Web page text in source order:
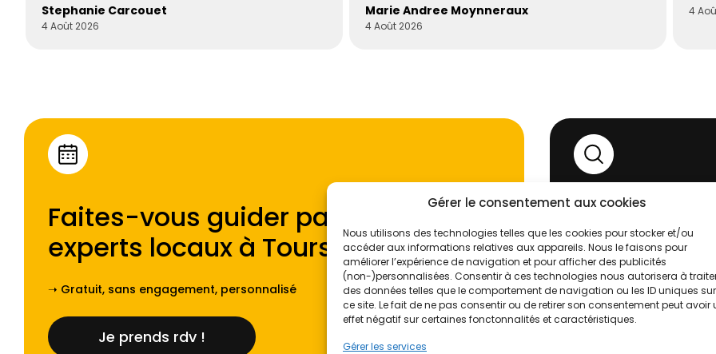
Gérer le consentement aux cookies
Nous utilisons des technologies telles que les cookies pour stocker et/ou
accéder aux informations relatives aux appareils. Nous le faisons pour
améliorer l’expérience de navigation et pour afficher des publicités
(non-)personnalisées. Consentir à ces technologies nous autorisera à
des données telles que le comportement de navigation ou les ID uniques sur
ce site. Le fait de ne pas consentir ou de retirer son consentement peut avoir
effet négatif sur certaines fonctonnalités et caractéristiques.
Gérer les services
Stephanie Carcouet
4 Août 2026
Marie Andree Moynneraux
4 Août 2026
4
Faites-vous guider par l'un de nos
experts locaux à Tours
➝ Gratuit, sans engagement, personnalisé
Je prends rdv !
Évaluez
➝ Gratuit, sans